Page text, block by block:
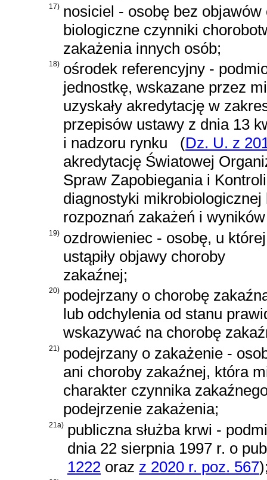
17) nosiciel - osobę bez
biologiczne czynniki
zakażenia innych osób;
18) ośrodek referencyjny -
jednostkę, wskazane przez
uzyskały akredytację w
przepisów ustawy z dnia 13
i nadzoru rynku
(Dz. U. z
akredytację Światowej
Spraw Zapobiegania i
diagnostyki
rozpoznań zakażeń i
19) ozdrowieniec - osobę, u której
ustąpiły objawy choroby
zakaźnej;
20) podejrzany o chorobę
lub odchylenia od stanu
wskazywać na chorobę
21) podejrzany o zakażenie -
ani choroby zakaźnej, która
charakter czynnika
podejrzenie zakażenia;
21a) publiczna służba krwi -
dnia 22 sierpnia 1997 r. o
1222 oraz z 2020 r. poz. 567)